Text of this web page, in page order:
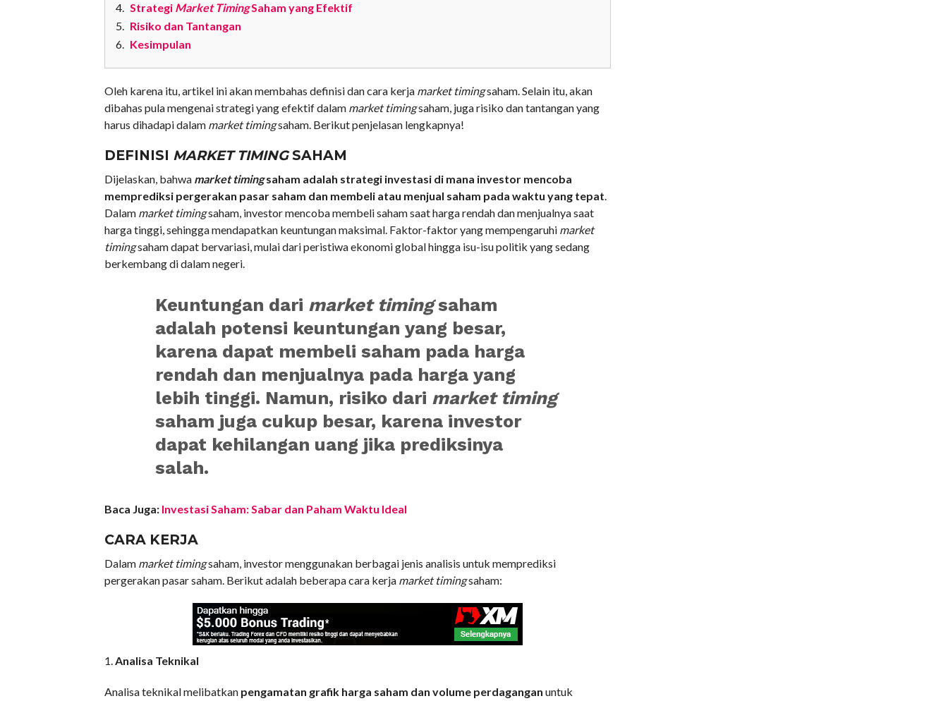
Strategi Market TimingSaham yang Efektif
Risiko dan Tantangan
Kesimpulan
Oleh karena itu, artikel ini akan membahas definisi dan cara kerja market timingsaham. Selain itu, akan
dibahas pula mengenai strategi yang efektif dalam market timingsaham, juga risiko dan tantangan yang
harus dihadapi dalam market timingsaham. Berikut penjelasan lengkapnya!
DEFINISI MARKET TIMINGSAHAM
Dijelaskan, bahwa market timingsaham adalah strategi investasi di mana investor mencoba
memprediksi pergerakan pasar saham dan membeli atau menjual saham pada waktu yang tepat.
Dalam market timingsaham, investor mencoba membeli saham saat harga rendah dan menjualnya saat
harga tinggi, sehingga mendapatkan keuntungan maksimal. Faktor-faktor yang mempengaruhi market
timingsaham dapat bervariasi, mulai dari peristiwa ekonomi global hingga isu-isu politik yang sedang
berkembang di dalam negeri.
Keuntungan dari market timingsaham
adalah potensi keuntungan yang besar,
karena dapat membeli saham pada harga
rendah dan menjualnya pada harga yang
lebih tinggi. Namun, risiko dari market timing
saham juga cukup besar, karena investor
dapat kehilangan uang jika prediksinya
salah.
Baca Juga: Investasi Saham: Sabar dan Paham Waktu Ideal
CARA KERJA
Dalam market timingsaham, investor menggunakan berbagai jenis analisis untuk memprediksi
pergerakan pasar saham. Berikut adalah beberapa cara kerja market timingsaham:
1.Analisa Teknikal
Analisa teknikal melibatkan pengamatan grafik harga saham dan volume perdagangan untuk